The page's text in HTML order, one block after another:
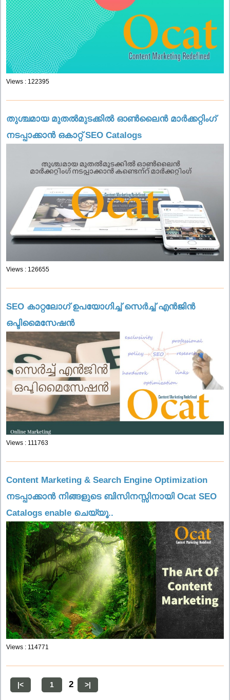
Views : 122395
തുശ്ചമായ മുതൽമുടക്കിൽ ഓൺലൈൻ മാർക്കറ്റിംഗ്
നടപ്പാക്കാൻ ഒകാറ്റ് SEO Catalogs
Views : 126655
SEO കാറ്റലോഗ് ഉപയോഗിച്ച് സെർച്ച് എൻജിൻ
ഒപ്ടിമൈസേഷൻ
Views : 111763
Content Marketing & Search Engine Optimization
നടപ്പാക്കാൻ നിങ്ങളുടെ ബിസിനസ്സിനായി Ocat SEO
Catalogs enable ചെയ്യൂ..
Views : 114771
|< 1 2 >|